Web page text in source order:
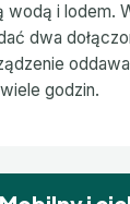
wodą i lodem.
dwa
godzin.